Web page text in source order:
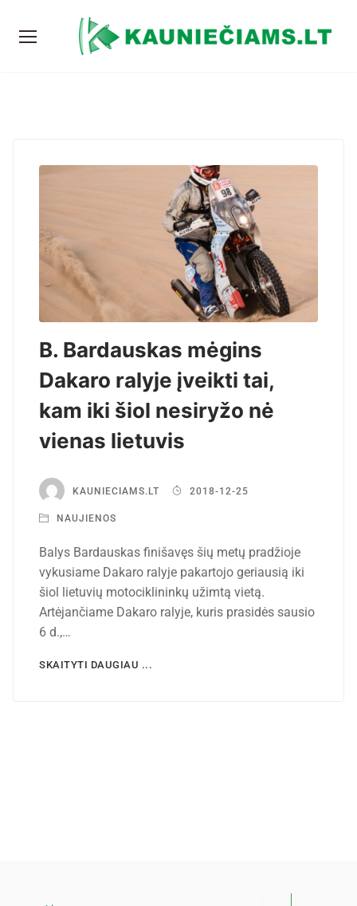
B. Bardauskas mėgins
Dakaro ralyje įveikti tai,
kam iki šiol nesiryžo nė
vienas lietuvis
KAUNIECIAMS.LT 2018-12-25
NAUJIENOS
Balys Bardauskas finišavęs šių metų pradžioje
vykusiame Dakaro ralyje pakartojo geriausią iki
šiol lietuvių motociklininkų užimtą vietą.
Artėjančiame Dakaro ralyje, kuris prasidės sausio
6 d.,…
SKAITYTI DAUGIAU ...